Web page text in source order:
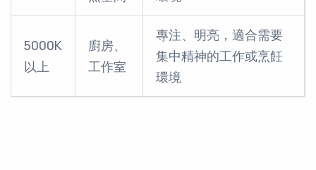
5000K
以上
廚房、
工作室
專注、明亮，適合需要
集中精神的工作或烹飪
環境